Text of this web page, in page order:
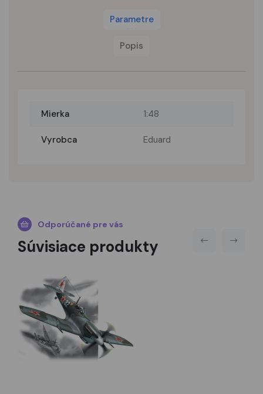
Parametre
Popis
Mierka 1:48
Vyrobca Eduard
Odporúčané pre vás
Súvisiace produkty